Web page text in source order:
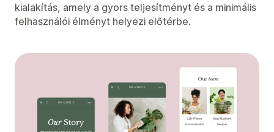
kialakítás, amely a gyors teljesítményt és a minimális
felhasználói élményt helyezi előtérbe.